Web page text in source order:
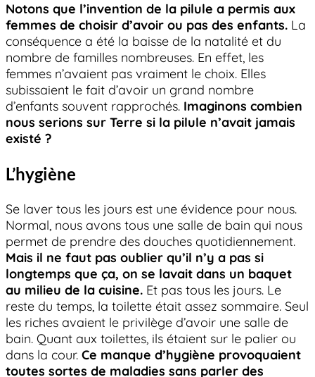
Notons que l’invention de la pilule a permis aux
femmes de choisir d’avoir ou pas des enfants. La
conséquence a été la baisse de la natalité et du
nombre de familles nombreuses. En effet, les
femmes n’avaient pas vraiment le choix. Elles
subissaient le fait d’avoir un grand nombre
d’enfants souvent rapprochés. Imaginons combien
nous serions sur Terre si la pilule n’avait jamais
existé ?
L’hygiène
Se laver tous les jours est une évidence pour nous.
Normal, nous avons tous une salle de bain qui nous
permet de prendre des douches quotidiennement.
Mais il ne faut pas oublier qu’il n’y a pas si
longtemps que ça, on se lavait dans un baquet
au milieu de la cuisine. Et pas tous les jours. Le
reste du temps, la toilette était assez sommaire. Seul
les riches avaient le privilège d’avoir une salle de
bain. Quant aux toilettes, ils étaient sur le palier ou
dans la cour. Ce manque d’hygiène provoquaient
toutes sortes de maladies sans parler des